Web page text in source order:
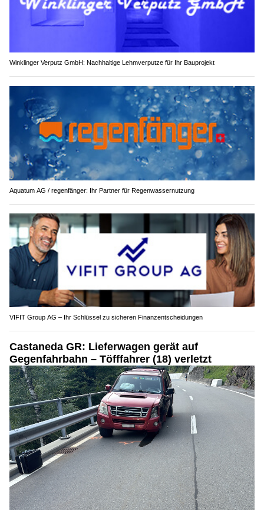
Winklinger Verputz GmbH: Nachhaltige Lehmverputze für Ihr Bauprojekt
Aquatum AG / regenfänger: Ihr Partner für Regenwassernutzung
VIFIT Group AG – Ihr Schlüssel zu sicheren Finanzentscheidungen
Castaneda GR: Lieferwagen gerät auf
Gegenfahrbahn – Töfffahrer (18) verletzt